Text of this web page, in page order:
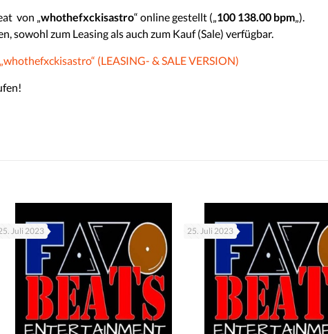
von „whothefxckisastro“ online gestellt („100 138.00 bpm„).
sowohl zum Leasing als auch zum Kauf (Sale) verfügbar.
(LEASING- & SALE VERSION)
Juli 2023 25. Juli 2023